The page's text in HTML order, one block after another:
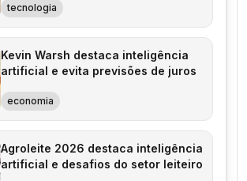
tecnologia
Kevin Warsh destaca inteligência
artificial e evita previsões de juros
economia
Agroleite 2026 destaca inteligência
artificial e desafios do setor leiteiro